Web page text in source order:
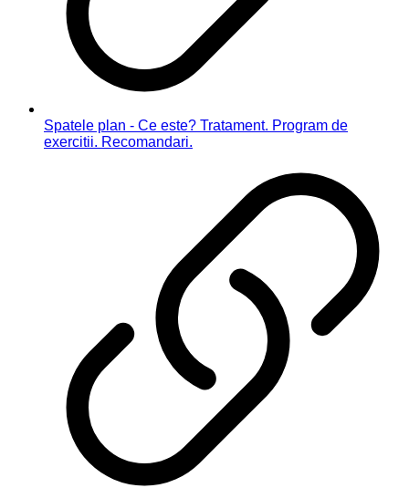
Spatele plan - Ce este? Tratament. Program de
exercitii. Recomandari.